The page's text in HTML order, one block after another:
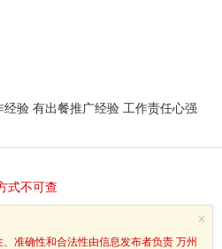
验 有出餐推广经验 工作责任心强
式不可查
×
准确性和合法性由信息发布者负责 万州